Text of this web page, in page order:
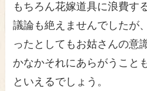
もちろん花嫁道具に浪費す
議論も絶えませんでしたが
ったとしてもお姑さんの意
かなかそれにあらがうこと
といえるでしょう。